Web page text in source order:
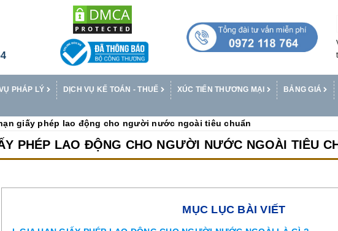
PHÁP LÝ DỊCH VỤ KẾ TOÁN - THUẾ XÚC TIẾN THƯƠNG MẠI BẢNG GIÁ
giấy phép lao động cho người nước ngoài tiêu chuẩn
PHÉP LAO ĐỘNG CHO NGƯỜI NƯỚC NGOÀI TIÊU
MỤC LỤC BÀI VIẾT